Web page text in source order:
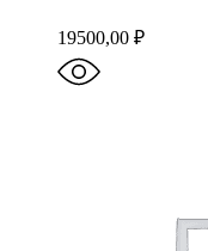
19500,00 ₽